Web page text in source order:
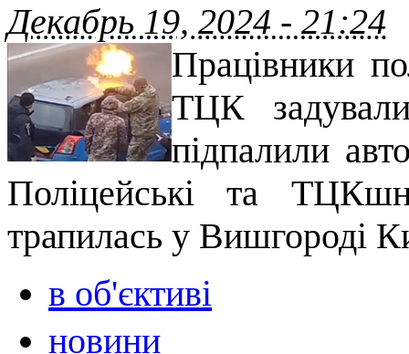
Декабрь 19, 2024 - 21:24
Працівники
ТЦК
підпалили
Поліцейські та
трапилась у Вишгороді
в об'єктиві
новини